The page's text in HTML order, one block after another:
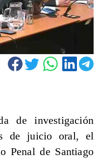
de investigación
de juicio oral, el
Penal de Santiago